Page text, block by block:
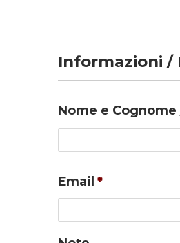
Informazioni
Nome e
Email *